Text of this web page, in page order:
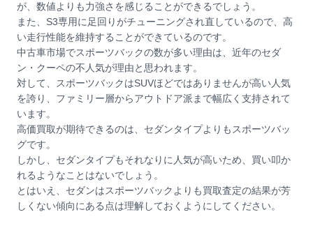
が、数値よりも力強さを感じることができるでしょう。
また、S3専用に足回りがチューニングされ直しているので、高
い走行性能を維持することができているのです。
中古車市場でスポーツバックの数が多い理由は、近年のセダ
ン・クーペの不人気が理由と思われます。
対して、スポーツバックはSUVほどではありませんが高い人気
を誇り、ファミリー層からアウトドア派まで幅広く支持されて
います。
高価買取が期待できるのは、セダンタイプよりもスポーツバッ
グです。
しかし、セダンタイプもそれなりに人気が高いため、買い叩か
れるようなことはないでしょう。
とはいえ、セダンはスポーツバックよりも買取査定の結果が芳
しくない傾向にある点は理解しておくようにしてください。